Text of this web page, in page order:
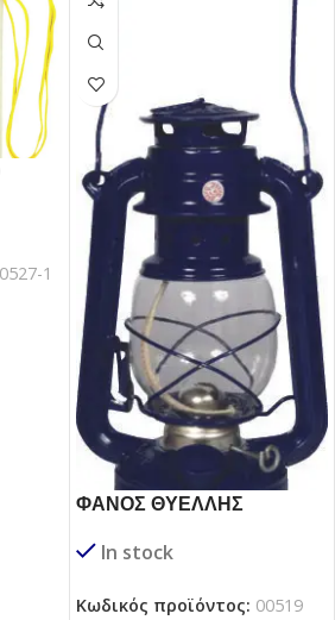
1
ΦΑΝΟΣ ΘΥΕΛΛΗΣ
In stock
Κωδικός προϊόντος: 00519